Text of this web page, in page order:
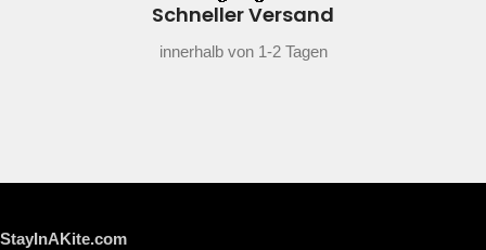
Schneller Versand
innerhalb von 1-2 Tagen
StayInAKite.com